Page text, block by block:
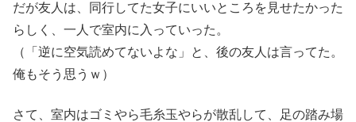
だが友人は、同行してた女子にいいところを見せたかった
らしく、一人で室内に入っていった。
（「逆に空気読めてないよな」と、後の友人は言ってた。
俺もそう思うｗ）
さて、室内はゴミやら毛糸玉やらが散乱して、足の踏み場